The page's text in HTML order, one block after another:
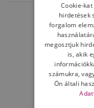
Cookie-
hirdetések
forgalom
megosztjuk
is, akik
számukra,
Ön általi